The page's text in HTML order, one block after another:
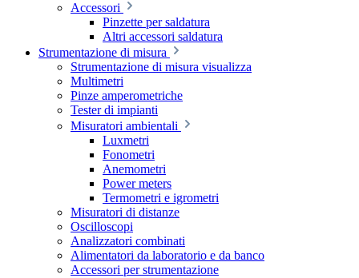
Accessori
Pinzette per saldatura
Altri accessori saldatura
Strumentazione di misura
Strumentazione di misura visualizza
Multimetri
Pinze amperometriche
Tester di impianti
Misuratori ambientali
Luxmetri
Fonometri
Anemometri
Power meters
Termometri e igrometri
Misuratori di distanze
Oscilloscopi
Analizzatori combinati
Alimentatori da laboratorio e da banco
Accessori per strumentazione